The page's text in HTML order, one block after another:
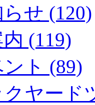
せ (120)
(119)
ト (89)
ヤード